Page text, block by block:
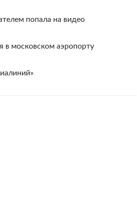
попала на видео
в московском аэропорту